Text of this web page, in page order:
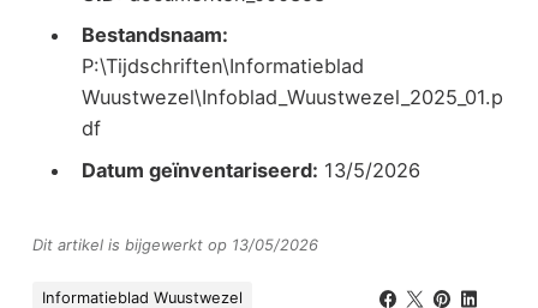
Bestandsnaam:
P:\Tijdschriften\Informatieblad
Wuustwezel\Infoblad_Wuustwezel_2025_01.p
df
Datum geïnventariseerd: 13/5/2026
Dit artikel is bijgewerkt op 13/05/2026
Informatieblad Wuustwezel